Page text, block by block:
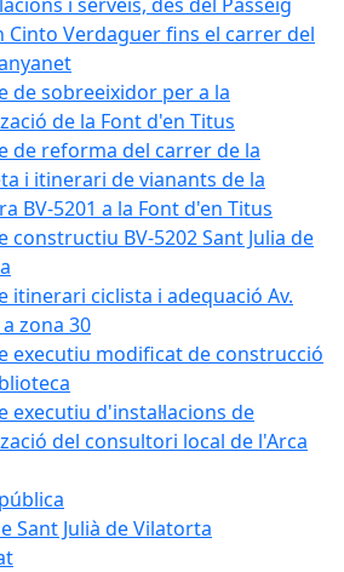
Cinto Verdaguer fins el carrer del
de sobreeixidor per a la
de la Font d'en Titus
de reforma del carrer de la
i itinerari de vianants de la
BV-5201 a la Font d'en Titus
constructiu BV-5202 Sant Julia de
itinerari ciclista i adequació Av.
zona 30
executiu modificat de construcció
executiu d'instal·lacions de
del consultori local de l'Arca
Sant Julià de Vilatorta